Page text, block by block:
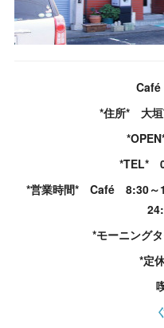
Café
*住所* 大垣
*TEL*
*営業時間* Café 8:30～
*モーニング
*定